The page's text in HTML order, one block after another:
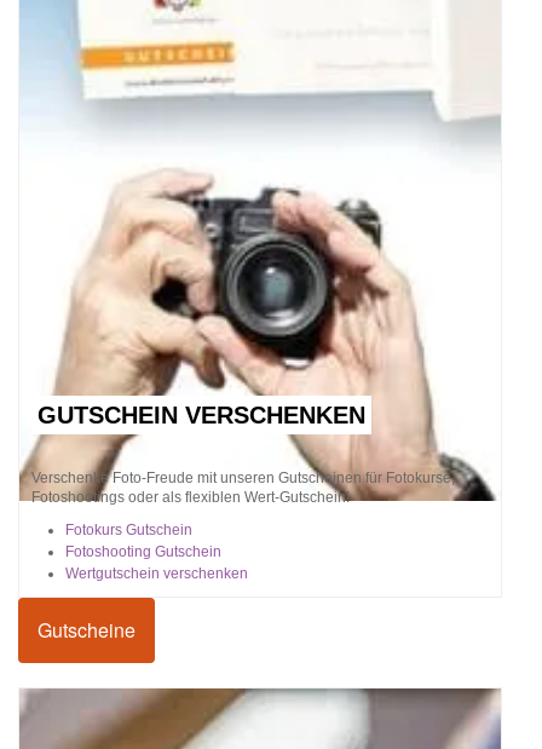
GUTSCHEIN VERSCHENKEN
Verschenke Foto-Freude mit unseren Gutscheinen für Fotokurse,
Fotoshootings oder als flexiblen Wert-Gutschein!
Fotokurs Gutschein
Fotoshooting Gutschein
Wertgutschein verschenken
Gutscheine